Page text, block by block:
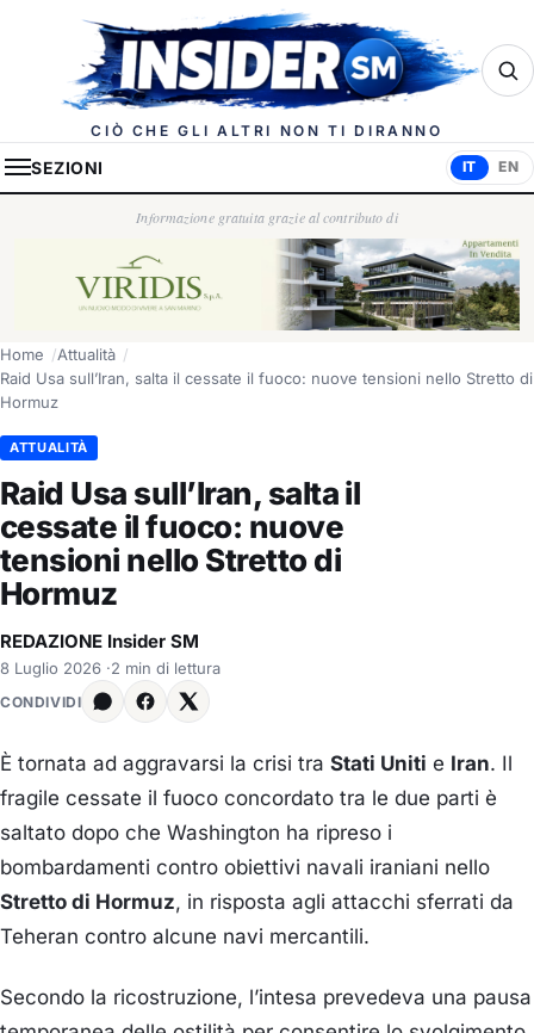
Insider.sm
CIÒ CHE GLI ALTRI NON TI DIRANNO
SEZIONI IT EN
Informazione gratuita grazie al contributo di
Home
Attualità
Raid Usa sull’Iran, salta il cessate il fuoco: nuove tensioni nello Stretto di
Hormuz
ATTUALITÀ
Raid Usa sull’Iran, salta il
cessate il fuoco: nuove
tensioni nello Stretto di
Hormuz
REDAZIONE Insider SM
8 Luglio 2026 ·2 min di lettura
CONDIVIDI
È tornata ad aggravarsi la crisi tra Stati Uniti e Iran. Il
fragile cessate il fuoco concordato tra le due parti è
saltato dopo che Washington ha ripreso i
bombardamenti contro obiettivi navali iraniani nello
Stretto di Hormuz, in risposta agli attacchi sferrati da
Teheran contro alcune navi mercantili.
Secondo la ricostruzione, l’intesa prevedeva una pausa